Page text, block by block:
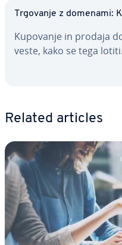
Trgovanje z domenami:
Kupovanje in prodaja
veste, kako se tega
Related articles